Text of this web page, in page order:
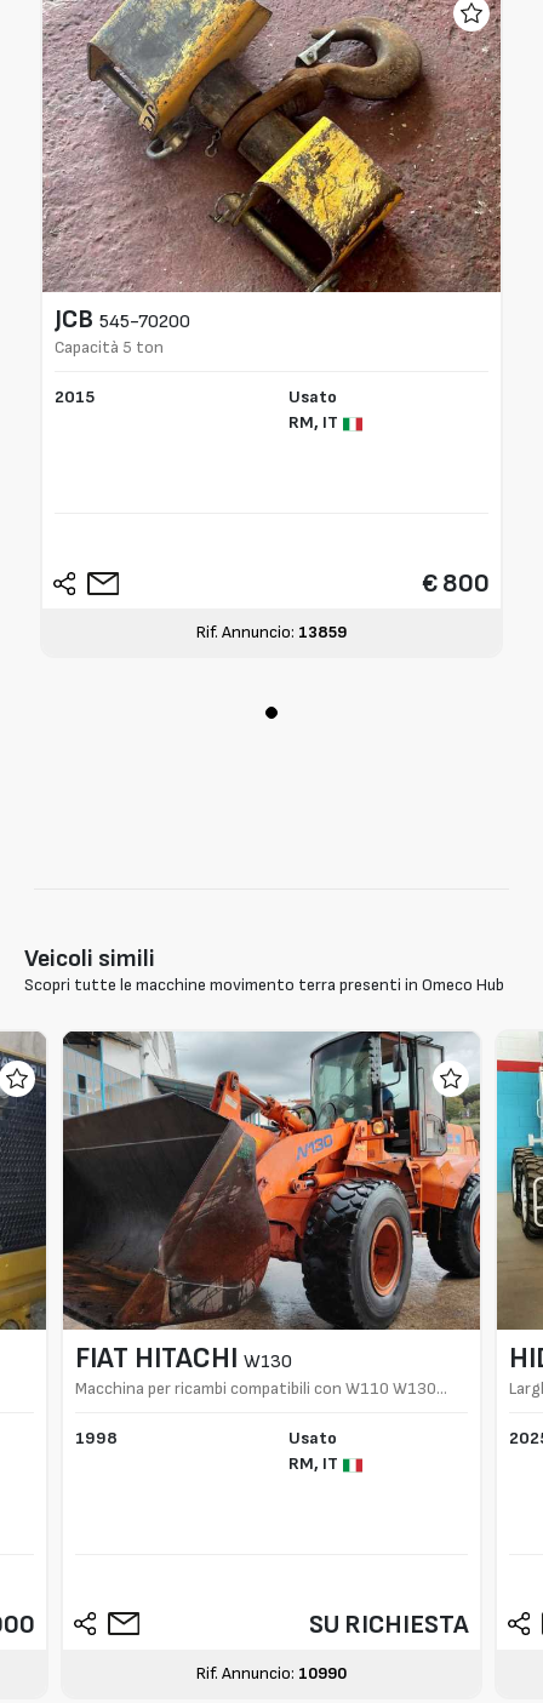
JCB 545-70200
Capacità 5 ton
2015
Usato
RM, IT
€ 800
Rif. Annuncio: 13859
Veicoli simili
Scopri tutte le macchine movimento terra presenti in Omeco Hub
FIAT HITACHI W130
Macchina per ricambi compatibili con W110 W130
1998
Usato
RM, IT
SU RICHIESTA
Rif. Annuncio: 10990